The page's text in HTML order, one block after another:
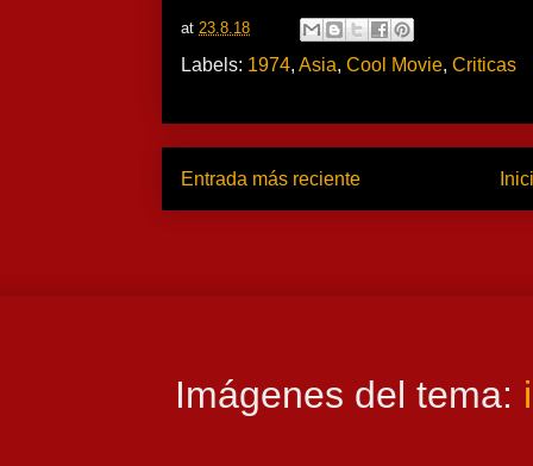
at 23.8.18
Labels: 1974, Asia, Cool Movie, Criticas
Entrada más reciente
Imágenes del tema: